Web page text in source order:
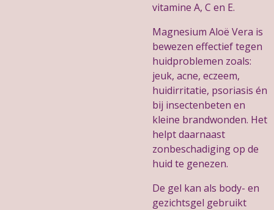
vitamine A, C en E.
Magnesium Aloë Vera is
bewezen effectief tegen
huidproblemen zoals:
jeuk, acne, eczeem,
huidirritatie, psoriasis én
bij insectenbeten en
kleine brandwonden. Het
helpt daarnaast
zonbeschadiging op de
huid te genezen.
De gel kan als body- en
gezichtsgel gebruikt